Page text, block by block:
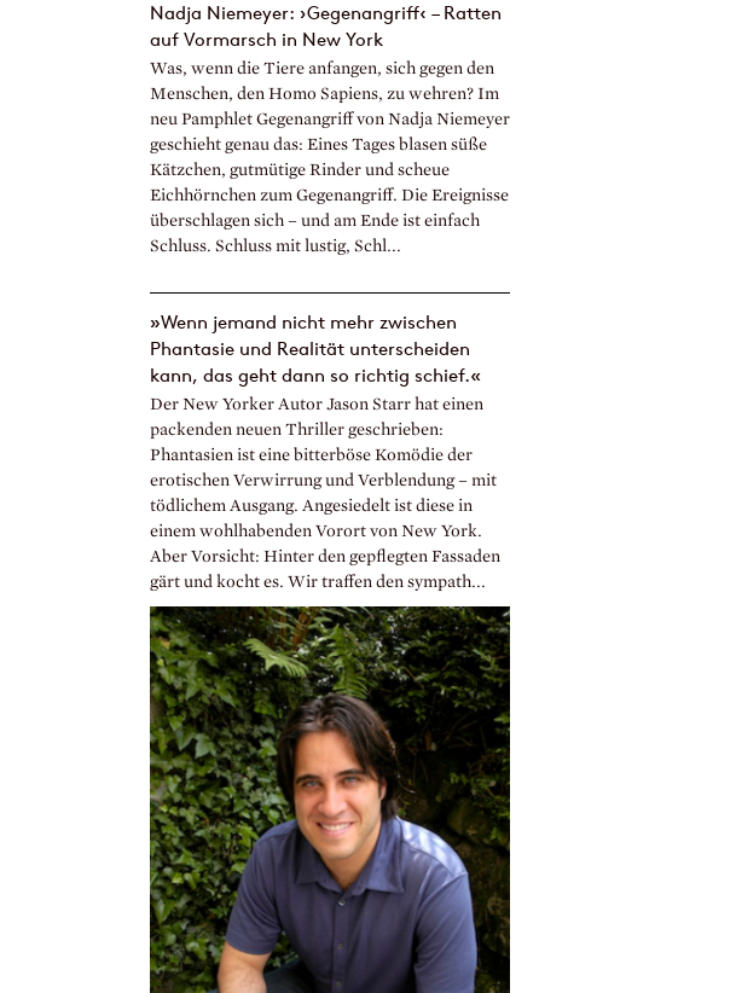
Nadja Niemeyer: ›Gegenangriff‹ – Ratten
auf Vormarsch in New York
Was, wenn die Tiere anfangen, sich gegen den
Menschen, den Homo Sapiens, zu wehren? Im
neu Pamphlet Gegenangriff von Nadja Niemeyer
geschieht genau das: Eines Tages blasen süße
Kätzchen, gutmütige Rinder und scheue
Eichhörnchen zum Gegenangriff. Die Ereignisse
überschlagen sich – und am Ende ist einfach
Schluss. Schluss mit lustig, Schl...
»Wenn jemand nicht mehr zwischen
Phantasie und Realität unterscheiden
kann, das geht dann so richtig schief.«
Der New Yorker Autor Jason Starr hat einen
packenden neuen Thriller geschrieben:
Phantasien ist eine bitterböse Komödie der
erotischen Verwirrung und Verblendung – mit
tödlichem Ausgang. Angesiedelt ist diese in
einem wohlhabenden Vorort von New York.
Aber Vorsicht: Hinter den gepflegten Fassaden
gärt und kocht es. Wir traffen den sympath...